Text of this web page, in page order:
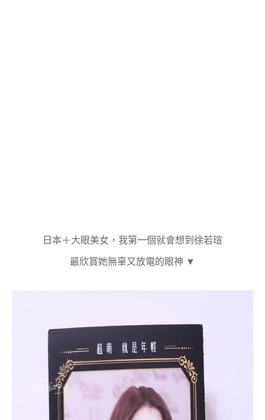
日本＋大眼美女，我第一個就會想到徐若瑄
最欣賞她無辜又放電的眼神 ▼